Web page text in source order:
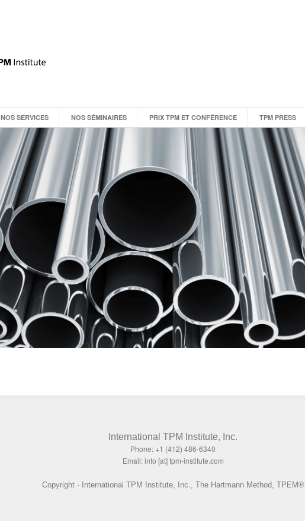
NOS SERVICES NOS SÉMINAIRES PRIX TPM ET CONFÉRENCE TPM PRESS
International TPM Institute, Inc.
Phone: +1 (412) 486-6340
Email: info [at] tpm-institute.com
Copyright · International TPM Institute, Inc., The Hartmann Method, TPEM®